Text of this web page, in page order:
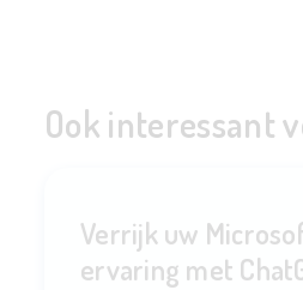
Ook interessant
Verrijk uw
ervaring met